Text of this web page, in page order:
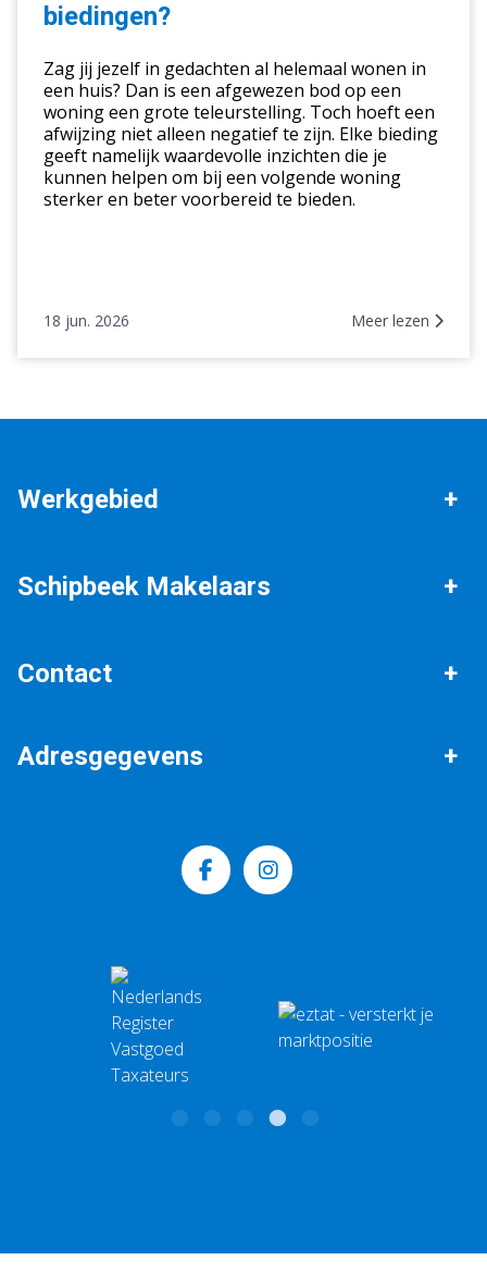
van
biedingen?
biedingen?
Zag jij jezelf in gedachten al helemaal wonen in
een huis? Dan is een afgewezen bod op een
woning een grote teleurstelling. Toch hoeft een
afwijzing niet alleen negatief te zijn. Elke bieding
geeft namelijk waardevolle inzichten die je
kunnen helpen om bij een volgende woning
sterker en beter voorbereid te bieden.
18 jun. 2026 Meer lezen
Werkgebied
Gorssel
Schipbeek Makelaars
Taxaties
Contact
0570 - 234 250
info@schipbeekmakelaars.nl
Adresgegevens